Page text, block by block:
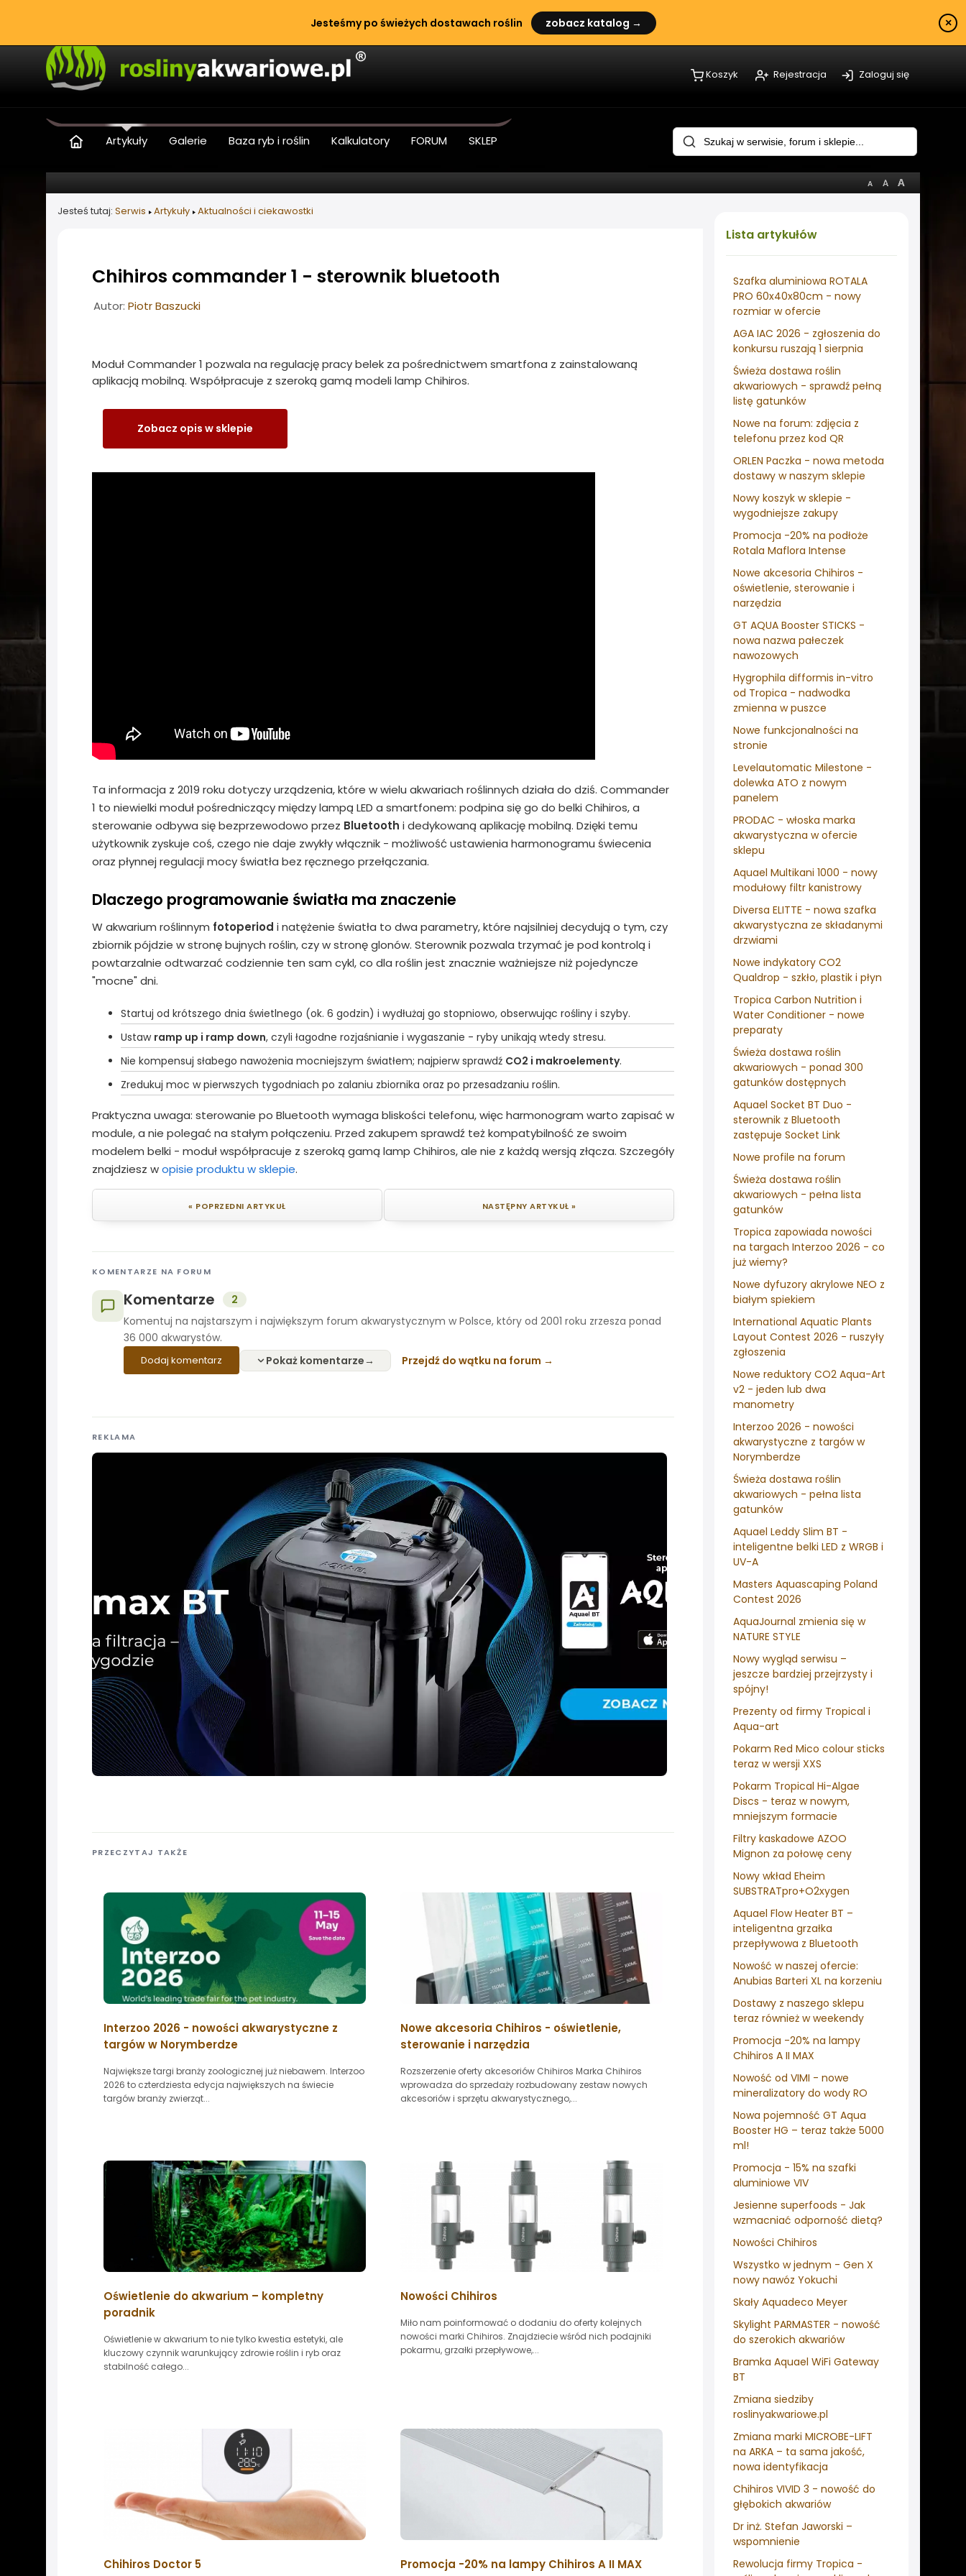
Jesteśmy po świeżych dostawach roślin zobacz katalog → ×
Koszyk Rejestracja Zaloguj się
Artykuły Galerie Baza ryb i roślin Kalkulatory FORUM SKLEP
Lista artykułów
Szafka aluminiowa ROTALA
PRO 60x40x80cm - nowy
rozmiar w ofercie
AGA IAC 2026 - zgłoszenia do
konkursu ruszają 1 sierpnia
Świeża dostawa roślin
akwariowych - sprawdź pełną
listę gatunków
Nowe na forum: zdjęcia z
telefonu przez kod QR
ORLEN Paczka - nowa metoda
dostawy w naszym sklepie
Nowy koszyk w sklepie -
wygodniejsze zakupy
Promocja -20% na podłoże
Rotala Maflora Intense
Nowe akcesoria Chihiros -
oświetlenie, sterowanie i
narzędzia
GT AQUA Booster STICKS -
nowa nazwa pałeczek
nawozowych
Hygrophila difformis in-vitro
od Tropica - nadwodka
zmienna w puszce
Nowe funkcjonalności na
stronie
Levelautomatic Milestone -
dolewka ATO z nowym
panelem
PRODAC - włoska marka
akwarystyczna w ofercie
sklepu
Aquael Multikani 1000 - nowy
modułowy filtr kanistrowy
Diversa ELITTE - nowa szafka
akwarystyczna ze składanymi
drzwiami
Nowe indykatory CO2
Qualdrop - szkło, plastik i płyn
Tropica Carbon Nutrition i
Water Conditioner - nowe
preparaty
Świeża dostawa roślin
akwariowych - ponad 300
gatunków dostępnych
Aquael Socket BT Duo -
sterownik z Bluetooth
zastępuje Socket Link
Nowe profile na forum
Świeża dostawa roślin
akwariowych - pełna lista
gatunków
Tropica zapowiada nowości
na targach Interzoo 2026 - co
już wiemy?
Nowe dyfuzory akrylowe NEO z
białym spiekiem
International Aquatic Plants
Layout Contest 2026 - ruszyły
zgłoszenia
Nowe reduktory CO2 Aqua-Art
v2 - jeden lub dwa
manometry
Interzoo 2026 - nowości
akwarystyczne z targów w
Norymberdze
Świeża dostawa roślin
akwariowych - pełna lista
gatunków
Aquael Leddy Slim BT -
inteligentne belki LED z WRGB i
UV-A
Masters Aquascaping Poland
Contest 2026
AquaJournal zmienia się w
NATURE STYLE
Nowy wygląd serwisu –
jeszcze bardziej przejrzysty i
spójny!
Prezenty od firmy Tropical i
Aqua-art
Pokarm Red Mico colour sticks
teraz w wersji XXS
Pokarm Tropical Hi-Algae
Discs - teraz w nowym,
mniejszym formacie
Filtry kaskadowe AZOO
Mignon za połowę ceny
Nowy wkład Eheim
SUBSTRATpro+O2xygen
Aquael Flow Heater BT –
inteligentna grzałka
przepływowa z Bluetooth
Nowość w naszej ofercie:
Anubias Barteri XL na korzeniu
Dostawy z naszego sklepu
teraz również w weekendy
Promocja -20% na lampy
Chihiros A II MAX
Nowość od VIMI - nowe
mineralizatory do wody RO
Nowa pojemność GT Aqua
Booster HG – teraz także 5000
ml!
Promocja - 15% na szafki
aluminiowe VIV
Jesienne superfoods - Jak
wzmacniać odporność dietą?
Nowości Chihiros
Wszystko w jednym - Gen X
nowy nawóz Yokuchi
Skały Aquadeco Meyer
Skylight PARMASTER - nowość
do szerokich akwariów
Bramka Aquael WiFi Gateway
BT
Zmiana siedziby
roslinyakwariowe.pl
Zmiana marki MICROBE-LIFT
na ARKA – ta sama jakość,
nowa identyfikacja
Chihiros VIVID 3 - nowość do
głębokich akwariów
Dr inż. Stefan Jaworski –
wspomnienie
Rewolucja firmy Tropica -
Jesteś tutaj: Serwis Artykuły Aktualności i ciekawostki
Chihiros commander 1 - sterownik bluetooth
Informacje o artykule
Autor: Piotr Baszucki
Moduł Commander 1 pozwala na regulację pracy belek za pośrednictwem smartfona z zainstalowaną
aplikacją mobilną. Współpracuje z szeroką gamą modeli lamp Chihiros.
Zobacz opis w sklepie
Ta informacja z 2019 roku dotyczy urządzenia, które w wielu akwariach roślinnych działa do dziś. Commander
1 to niewielki moduł pośredniczący między lampą LED a smartfonem: podpina się go do belki Chihiros, a
sterowanie odbywa się bezprzewodowo przez Bluetooth i dedykowaną aplikację mobilną. Dzięki temu
użytkownik zyskuje coś, czego nie daje zwykły włącznik - możliwość ustawienia harmonogramu świecenia
oraz płynnej regulacji mocy światła bez ręcznego przełączania.
Dlaczego programowanie światła ma znaczenie
W akwarium roślinnym fotoperiod i natężenie światła to dwa parametry, które najsilniej decydują o tym, czy
zbiornik pójdzie w stronę bujnych roślin, czy w stronę glonów. Sterownik pozwala trzymać je pod kontrolą i
powtarzalnie odtwarzać codziennie ten sam cykl, co dla roślin jest znacznie ważniejsze niż pojedyncze
"mocne" dni.
Startuj od krótszego dnia świetlnego (ok. 6 godzin) i wydłużaj go stopniowo, obserwując rośliny i szyby.
Ustaw ramp up i ramp down, czyli łagodne rozjaśnianie i wygaszanie - ryby unikają wtedy stresu.
Nie kompensuj słabego nawożenia mocniejszym światłem; najpierw sprawdź CO2 i makroelementy.
Zredukuj moc w pierwszych tygodniach po zalaniu zbiornika oraz po przesadzaniu roślin.
Praktyczna uwaga: sterowanie po Bluetooth wymaga bliskości telefonu, więc harmonogram warto zapisać w
module, a nie polegać na stałym połączeniu. Przed zakupem sprawdź też kompatybilność ze swoim
modelem belki - moduł współpracuje z szeroką gamą lamp Chihiros, ale nie z każdą wersją złącza. Szczegóły
znajdziesz wopisie produktu w sklepie.
« POPRZEDNI ARTYKUŁ NASTĘPNY ARTYKUŁ »
KOMENTARZE NA FORUM
Komentarze
2
Komentuj na najstarszym i największym forum akwarystycznym w Polsce, który od 2001 roku zrzesza ponad
36 000 akwarystów.
Dodaj komentarz Pokaż komentarze Przejdź do wątku na forum
REKLAMA
PRZECZYTAJ TAKŻE
Interzoo 2026 - nowości akwarystyczne z
targów w Norymberdze
Największe targi branży zoologicznej już niebawem. Interzoo
2026 to czterdziesta edycja największych na świecie
targów branży zwierząt...
Nowe akcesoria Chihiros - oświetlenie,
sterowanie i narzędzia
Rozszerzenie oferty akcesoriów Chihiros Marka Chihiros
wprowadza do sprzedaży rozbudowany zestaw nowych
akcesoriów i sprzętu akwarystycznego,...
Oświetlenie do akwarium – kompletny
poradnik
Oświetlenie w akwarium to nie tylko kwestia estetyki, ale
kluczowy czynnik warunkujący zdrowie roślin i ryb oraz
stabilność całego...
Nowości Chihiros
Miło nam poinformować o dodaniu do oferty kolejnych
nowości marki Chihiros. Znajdziecie wśród nich podajniki
pokarmu, grzałki przepływowe,...
Chihiros Doctor 5 Promocja -20% na lampy Chihiros A II MAX